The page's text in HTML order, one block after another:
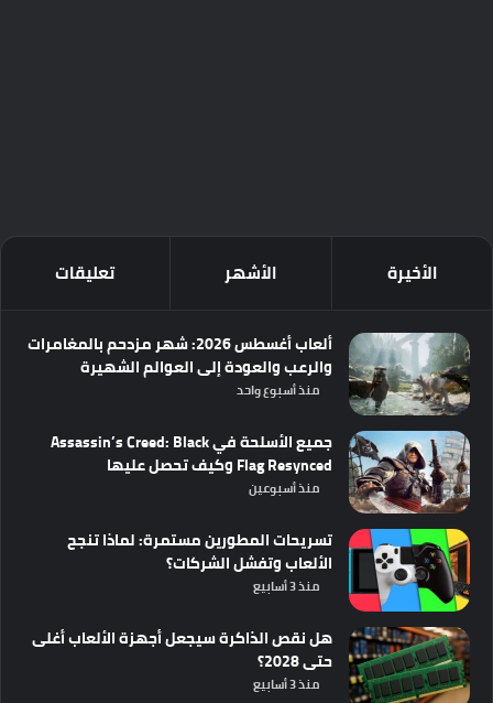
الأخيرة الأشهر تعليقات
ألعاب أغسطس 2026: شهر مزدحم بالمغامرات
والرعب والعودة إلى العوالم الشهيرة
منذ أسبوع واحد
جميع الأسلحة في Assassin’s Creed: Black
Flag Resynced وكيف تحصل عليها
منذ أسبوعين
تسريحات المطورين مستمرة: لماذا تنجح
الألعاب وتفشل الشركات؟
منذ 3 أسابيع
هل نقص الذاكرة سيجعل أجهزة الألعاب أغلى
حتى 2028؟
منذ 3 أسابيع